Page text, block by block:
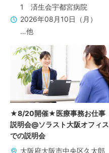
1 済生会宇都宮病院
2026年08月10日（月）
…他
★8/20開催★医療事務お仕事
説明会@ソラスト大阪オフィス
での説明会
大阪府大阪市中央区久太郎